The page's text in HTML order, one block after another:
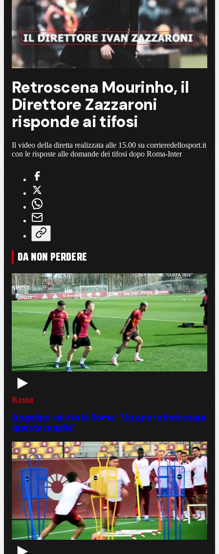
Retroscena Mourinho, il
Direttore Zazzaroni
risponde ai tifosi
Il video della diretta realizzata alle 15.00 su corrieredellosport.it
con le risposte alle domande dei tifosi dopo Roma-Inter
DA NON PERDERE
Roma
Angelino saluta la Roma: "Un onore indossare
questa maglia"